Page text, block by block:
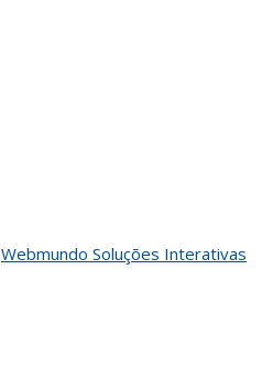
Webmundo Soluções Interativas